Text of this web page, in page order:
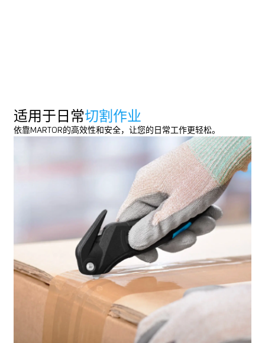
适用于日常切割作业
依靠MARTOR的高效性和安全，让您的日常工作更轻松。